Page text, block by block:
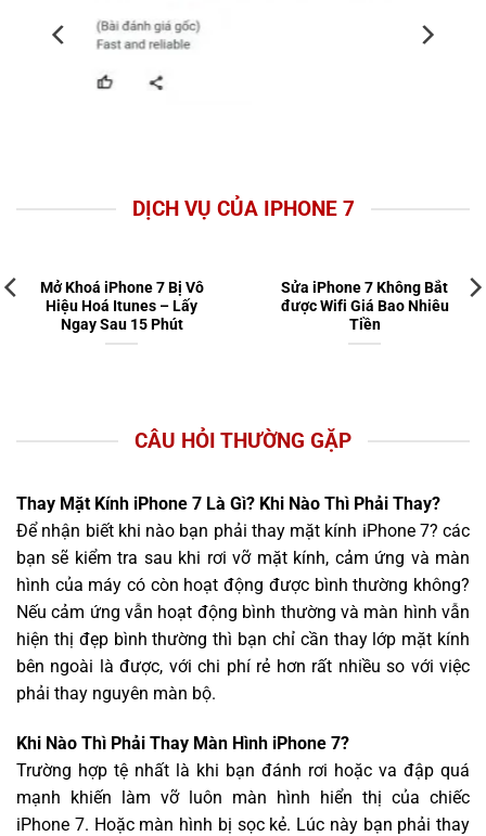
DỊCH VỤ CỦA IPHONE 7
Mở Khoá iPhone 7 Bị Vô
Hiệu Hoá Itunes – Lấy
Ngay Sau 15 Phút
Sửa iPhone 7 Không Bắt
được Wifi Giá Bao Nhiêu
Tiền
CÂU HỎI THƯỜNG GẶP
Thay Mặt Kính iPhone 7 Là Gì? Khi Nào Thì Phải Thay?
Để nhận biết khi nào bạn phải thay mặt kính iPhone 7? các
bạn sẽ kiểm tra sau khi rơi vỡ mặt kính, cảm ứng và màn
hình của máy có còn hoạt động được bình thường không?
Nếu cảm ứng vẫn hoạt động bình thường và màn hình vẫn
hiện thị đẹp bình thường thì bạn chỉ cần thay lớp mặt kính
bên ngoài là được, với chi phí rẻ hơn rất nhiều so với việc
phải thay nguyên màn bộ.
Khi Nào Thì Phải Thay Màn Hình iPhone 7?
Trường hợp tệ nhất là khi bạn đánh rơi hoặc va đập quá
mạnh khiến làm vỡ luôn màn hình hiển thị của chiếc
iPhone 7. Hoặc màn hình bị sọc kẻ. Lúc này bạn phải thay